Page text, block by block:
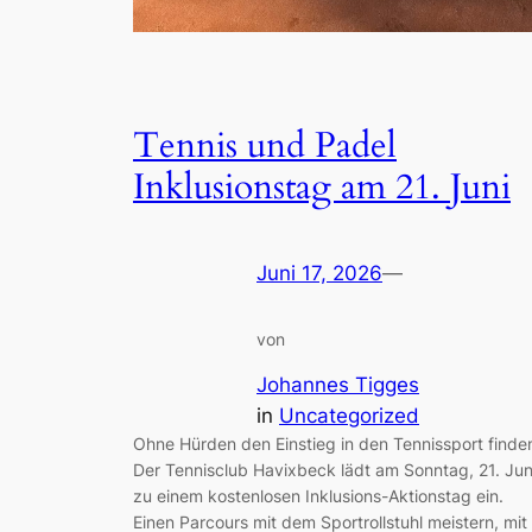
Tennis und Padel
Inklusionstag am 21. Juni
Juni 17, 2026—
von
Johannes Tigges
in Uncategorized
Ohne Hürden den Einstieg in den Tennissport
Der Tennisclub Havixbeck lädt am Sonntag, 21.
zu einem kostenlosen Inklusions-Aktionstag ein.
Einen Parcours mit dem Sportrollstuhl meistern, mit